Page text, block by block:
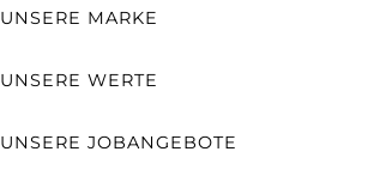
UNSERE MARKE
UNSERE WERTE
UNSERE JOBANGEBOTE